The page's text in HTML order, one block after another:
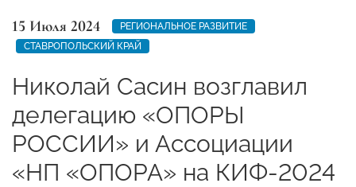
15 Июля 2024
РЕГИОНАЛЬНОЕ РАЗВИТИЕ
СТАВРОПОЛЬСКИЙ КРАЙ
Николай Сасин возглавил
делегацию «ОПОРЫ
РОССИИ» и Ассоциации
«НП «ОПОРА» на КИФ-2024